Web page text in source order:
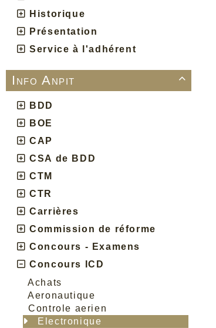
Historique
Présentation
Service à l'adhérent

Info Anpit
BDD
BOE
CAP
CSA de BDD
CTM
CTR
Carrières
Commission de réforme
Concours - Examens
Concours ICD
Achats
Aeronautique
Controle aerien
Electronique